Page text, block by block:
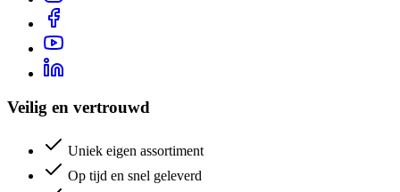
Veilig en vertrouwd
Uniek eigen assortiment
Op tijd en snel geleverd